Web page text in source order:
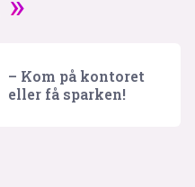
– Kom på kontoret
eller få sparken!